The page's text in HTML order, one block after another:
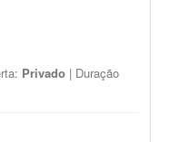
Privado | Duração